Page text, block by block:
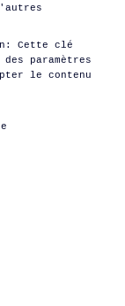
:
Cette clé
paramètres
le contenu